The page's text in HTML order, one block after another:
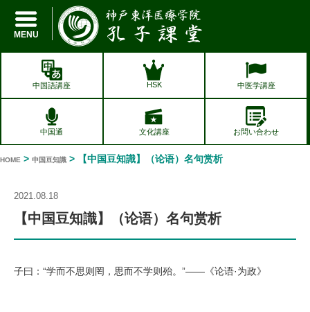
MENU
中国語講座 HSK 中医学講座
中国通 文化講座 お問い合わせ
HOME > 中国豆知識 > 【中国豆知識】（论语）名句赏析
2021.08.18
【中国豆知識】（论语）名句赏析
子曰：“学而不思则罔，思而不学则殆。”——《论语·为政》